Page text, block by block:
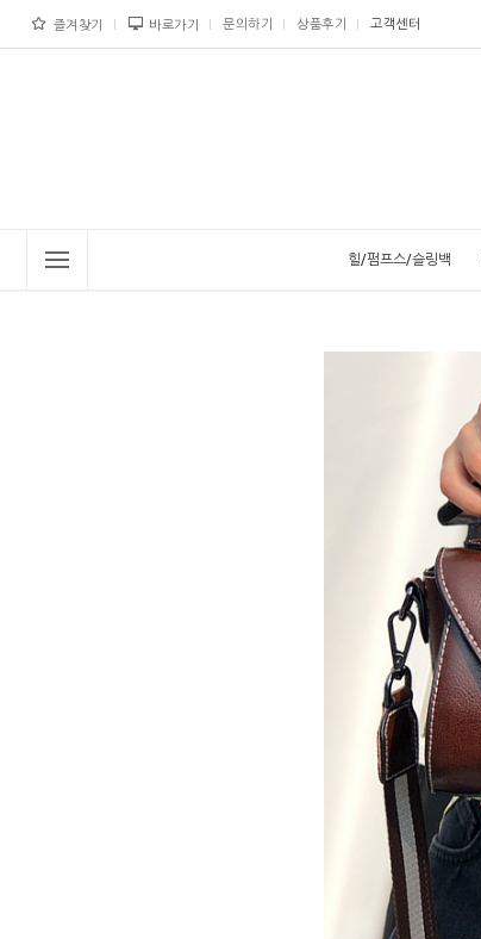
즐겨찾기 바로가기 문의하기 상품후기 고객센터
힐/펌프스/슬링백